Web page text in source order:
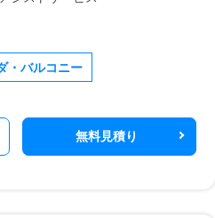
・バルコニー
無料見積り